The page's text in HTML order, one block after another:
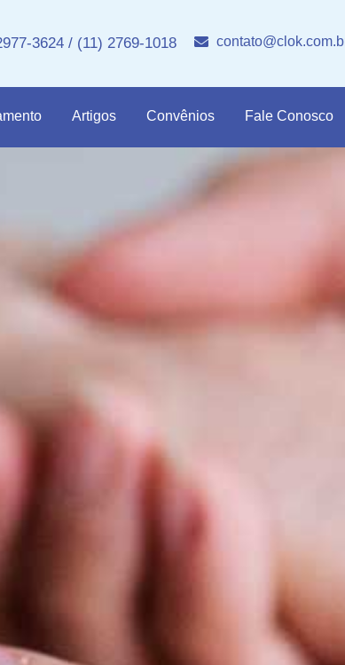
3624 / (11) 2769-1018
Artigos Convênios Fale Conosco